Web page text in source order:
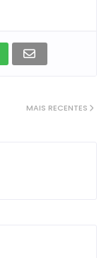
MAIS RECENTES